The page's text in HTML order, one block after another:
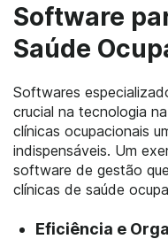
Software
Saúde
Softwares
crucial na tecnologia
clínicas ocupacionais
indispensáveis. Um
software de gestão
clínicas de saúde
Eficiência e